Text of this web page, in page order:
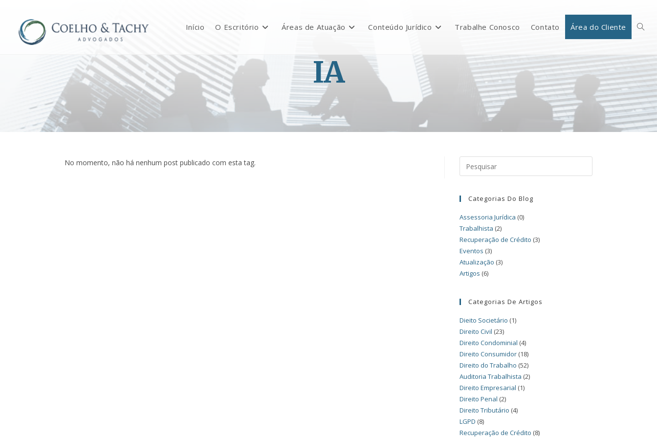
Início O Escritório Áreas de Atuação Conteúdo Jurídico Trabalhe Conosco Contato Área do Cliente
IA
No momento, não há nenhum post publicado com esta tag.
Categorias Do Blog
Assessoria Jurídica (0)
Trabalhista (2)
Recuperação de Crédito (3)
Eventos (3)
Atualização (3)
Artigos (6)
Categorias De Artigos
Dieito Societário (1)
Direito Civil (23)
Direito Condominial (4)
Direito Consumidor (18)
Direito do Trabalho (52)
Auditoria Trabalhista (2)
Direito Empresarial (1)
Direito Penal (2)
Direito Tributário (4)
LGPD (8)
Recuperação de Crédito (8)